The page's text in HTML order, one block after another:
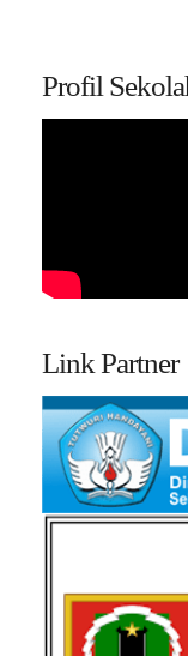
Profil
Link Partner